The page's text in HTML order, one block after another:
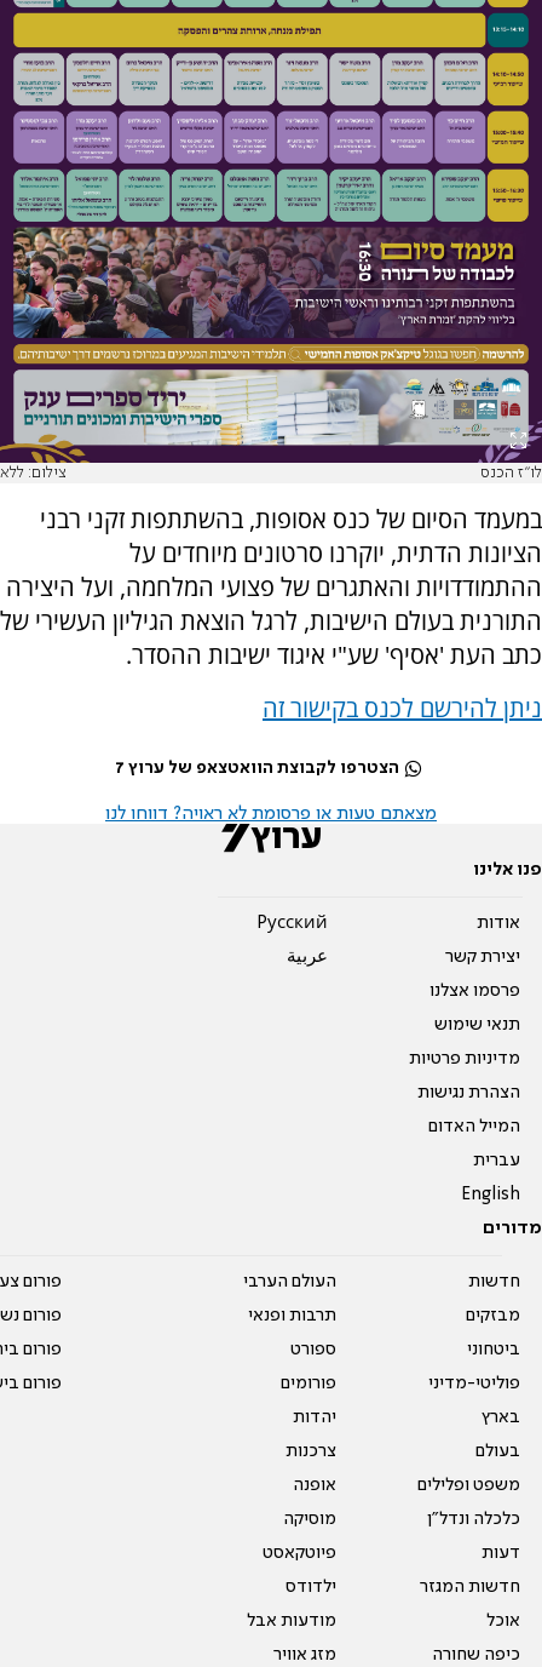
לו"ז הכנס צילום: ללא
במעמד הסיום של כנס אסופות, בהשתתפות זקני רבני
הציונות הדתית, יוקרנו סרטונים מיוחדים על
ההתמודדויות והאתגרים של פצועי המלחמה, ועל היצירה
התורנית בעולם הישיבות, לרגל הוצאת הגיליון העשירי של
כתב העת 'אסיף' שע"י איגוד ישיבות ההסדר.
ניתן להירשם לכנס בקישור זה
הצטרפו לקבוצת הוואטצאפ של ערוץ 7
מצאתם טעות או פרסומת לא ראויה? דווחו לנו
פנו אלינו
אודות
יצירת קשר
פרסמו אצלנו
תנאי שימוש
מדיניות פרטיות
הצהרת נגישות
המייל האדום
עברית
English
Pусский
عربية
מדורים
חדשות
מבזקים
ביטחוני
פוליטי-מדיני
בארץ
בעולם
משפט ופלילים
כלכלה ונדל"ן
דעות
חדשות המגזר
אוכל
כיפה שחורה
העולם הערבי
תרבות ופנאי
ספורט
פורומים
יהדות
צרכנות
אופנה
מוסיקה
פיוטקאסט
ילדודס
מודעות אבל
מזג אוויר
פורום
פורום
פורום
פורום